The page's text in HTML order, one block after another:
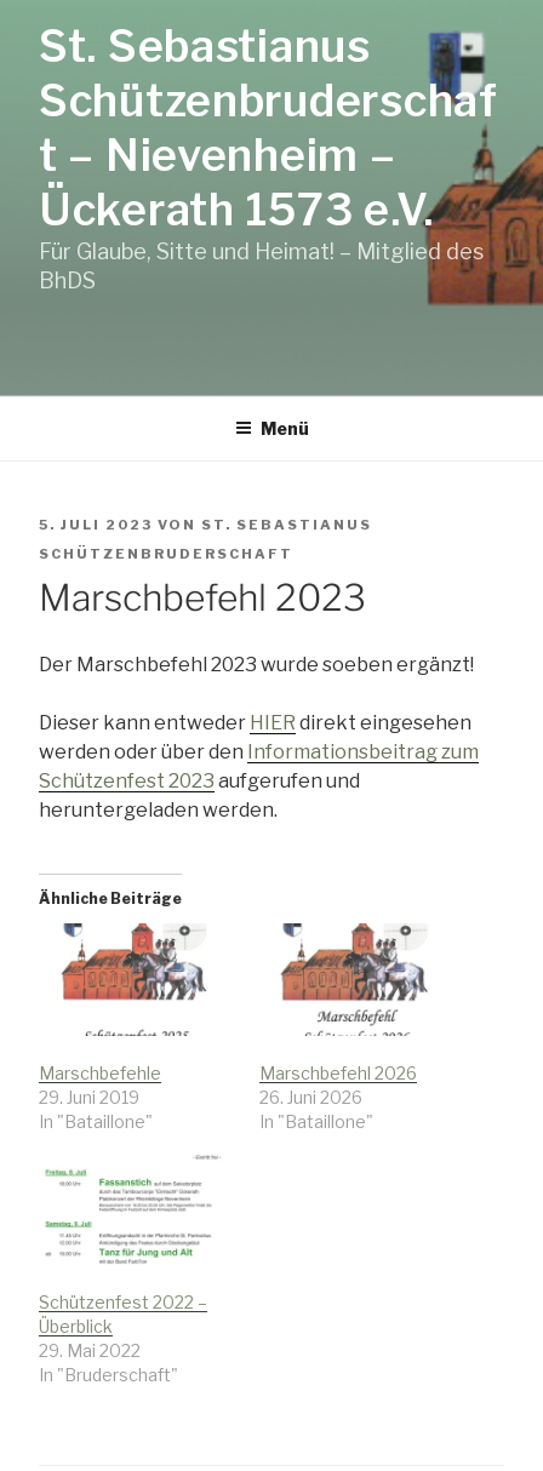
InhaltSt. Sebastianus
Schützenbruderschaf
t – Nievenheim –
Ückerath 1573 e.V.
Für Glaube, Sitte und Heimat! – Mitglied des
BhDS
Menü
VERÖFFENTLICHT
AM
5. JULI 2023 VON ST. SEBASTIANUS
SCHÜTZENBRUDERSCHAFT
Marschbefehl 2023
Der Marschbefehl 2023 wurde soeben ergänzt!
Dieser kann entweder HIER direkt eingesehen
werden oder über den Informationsbeitrag zum
Schützenfest 2023 aufgerufen und
heruntergeladen werden.
Ähnliche Beiträge
Marschbefehle
29. Juni 2019
In "Bataillone"
Marschbefehl 2026
26. Juni 2026
In "Bataillone"
Schützenfest 2022 –
Überblick
29. Mai 2022
In "Bruderschaft"